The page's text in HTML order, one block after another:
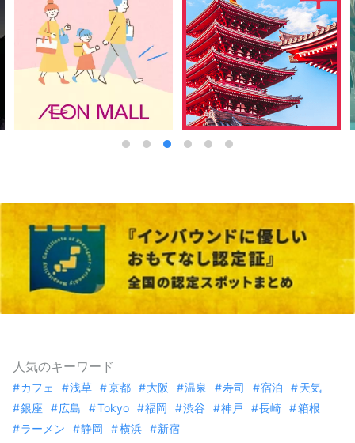
人気のキーワード
カフェ 浅草 京都 大阪 温泉 寿司 宿泊
天気
銀座
広島 Tokyo 福岡 渋谷 神戸 長崎
箱根
ラーメン
静岡 横浜 新宿